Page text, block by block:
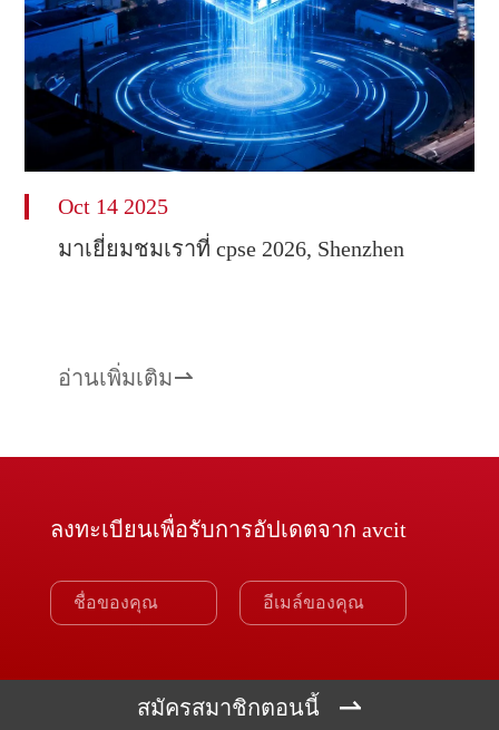
Oct 14 2025
มาเยี่ยมชมเราที่ cpse 2026, Shenzhen
อ่านเพิ่มเติม
ลงทะเบียนเพื่อรับการอัปเดตจาก avcit
สมัครสมาชิกตอนนี้ 